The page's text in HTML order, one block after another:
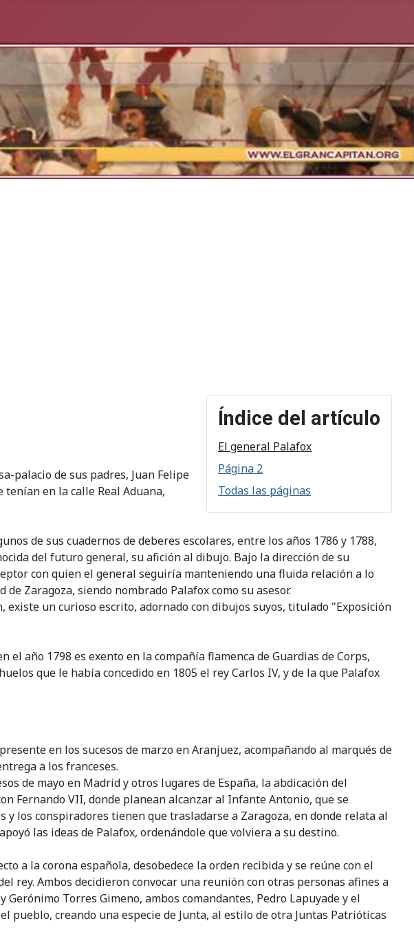
Índice del artículo
El general Palafox
Página 2
Todas las páginas
palacio de sus padres, Juan Felipe
tenían en la calle Real Aduana,
de sus cuadernos de deberes escolares, entre los años 1786 y 1788,
del futuro general, su afición al dibujo. Bajo la dirección de su
con quien el general seguiría manteniendo una fluida relación a lo
Zaragoza, siendo nombrado Palafox como su asesor.
un curioso escrito, adornado con dibujos suyos, titulado "Exposición
el año 1798 es exento en la compañía flamenca de Guardias de Corps,
que le había concedido en 1805 el rey Carlos IV, y de la que Palafox
en los sucesos de marzo en Aranjuez, acompañando al marqués de
a los franceses.
de mayo en Madrid y otros lugares de España, la abdicación del
Fernando VII, donde planean alcanzar al Infante Antonio, que se
los conspiradores tienen que trasladarse a Zaragoza, en donde relata al
las ideas de Palafox, ordenándole que volviera a su destino.
a la corona española, desobedece la orden recibida y se reúne con el
rey. Ambos decidieron convocar una reunión con otras personas afines a
Torres Gimeno, ambos comandantes, Pedro Lapuyade y el
creando una especie de Junta, al estilo de otra Juntas Patrióticas